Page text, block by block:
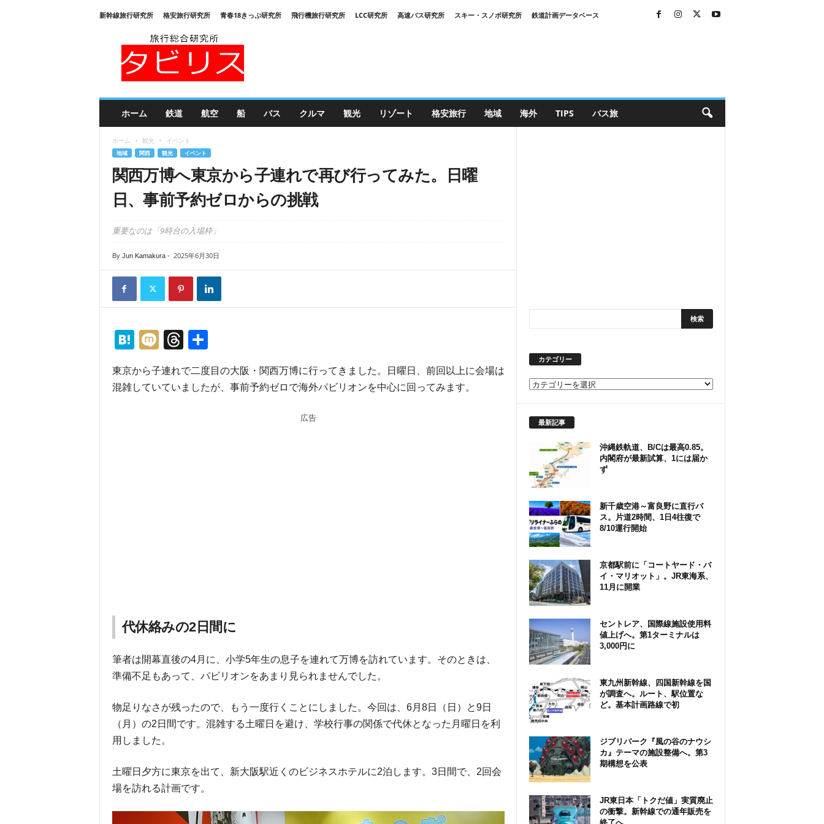
新幹線旅行研究所 格安旅行研究所 青春18きっぷ研究所 飛行機旅行研究所 LCC研究所 高速バス研究所 スキー・スノボ研究所
鉄道計画データベース
ホーム 鉄道 航空 船 バス クルマ 観光 リゾート 格安旅行 地域 海外 TIPS バス旅
ホーム 観光 イベント
地域 関西 観光 イベント
関西万博へ東京から子連れで再び行ってみた。日曜
日、事前予約ゼロからの挑戦
重要なのは「9時台の入場枠」
By Jun Kamakura- 2025年6月30日
H
e
n
M
T
e
a
東京から子連れで二度目の大阪・関西万博に行ってきました。日曜日、前回以上に会場は
混雑していていましたが、事前予約ゼロで海外パビリオンを中心に回ってみます。
広告
代休絡みの2日間に
筆者は開幕直後の4月に、小学5年生の息子を連れて万博を訪れています。そのときは、
準備不足もあって、パビリオンをあまり見られませんでした。
物足りなさが残ったので、もう一度行くことにしました。今回は、6月8日（日）と9日
（月）の2日間です。混雑する土曜日を避け、学校行事の関係で代休となった月曜日を利
用しました。
土曜日夕方に東京を出て、新大阪駅近くのビジネスホテルに2泊します。3日間で、2回会
場を訪れる計画です。
カテゴリー
カ
最新記事
沖縄鉄軌道、B/Cは最高0.85。
内閣府が最新試算、1には届か
ず
新千歳空港～富良野に直行バ
ス。片道2時間、1日4往復で
8/10運行開始
京都駅前に「コートヤード・バ
イ・マリオット」。JR東海系、
11月に開業
セントレア、国際線施設使用料
値上げへ。第1ターミナルは
3,000円に
東九州新幹線、四国新幹線を国
が調査へ。ルート、駅位置な
ど。基本計画路線で初
ジブリパーク『風の谷のナウシ
カ』テーマの施設整備へ。第3
期構想を公表
JR東日本「トクだ値」実質廃止
の衝撃。新幹線での通年販売を